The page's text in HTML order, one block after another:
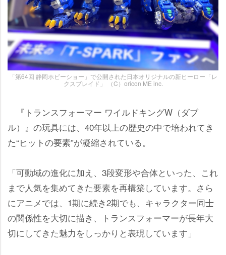
「第64回 静岡ホビーショー」で公開された日本オリジナルの新ヒーロー「レ
クスブレイド」 （C）oricon ME inc.
『トランスフォーマー ワイルドキングW（ダブ
ル）』の玩具には、40年以上の歴史の中で培われてき
た“ヒットの要素”が凝縮されている。
「可動域の進化に加え、3段変形や合体といった、これ
まで人気を集めてきた要素を再構築しています。さら
にアニメでは、1期に続き2期でも、キャラクター同士
の関係性を大切に描き、トランスフォーマーが長年大
切にしてきた魅力をしっかりと表現しています」